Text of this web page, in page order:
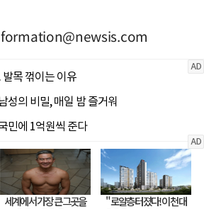
formation@newsis.com